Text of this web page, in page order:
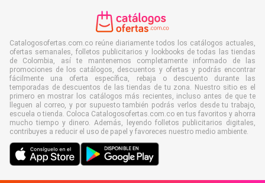
Catalogosofertas.com.co reúne diariamente todos los catálogos actuales,
ofertas semanales, folletos publicitarios y lookbooks de todas las tiendas
de Colombia, así te mantenemos completamente informado de las
promociones de los catálogos, descuentos y ofertas y podrás encontrar
fácilmente una oferta específica, rebaja o descuento durante las
temporadas de descuentos de las tiendas de tu zona. Nuestro sitio es el
primero en mostrar los catálogos más recientes, incluso antes de que te
lleguen al correo, y por supuesto también podrás verlos desde tu trabajo,
escuela o tienda. Coloca Catalogosofertas.com.co en tus favoritos y ahorra
mucho tiempo y dinero. Además, leyendo folletos publicitarios digitales,
contribuyes a reducir el uso de papel y favoreces nuestro medio ambiente.